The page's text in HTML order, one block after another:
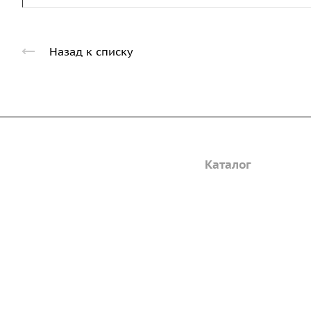
Назад к списку
Каталог